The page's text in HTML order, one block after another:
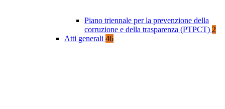
Piano triennale per la prevenzione della
corruzione e della trasparenza (PTPCT) 2
Atti generali 46